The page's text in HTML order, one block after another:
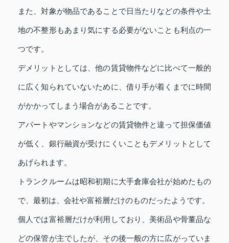
また、対象が物品であることで日当たりなどの条件や土
地の不整形もあまり気にする必要がないことも利点の一
つです。
デメリットとしては、他の賃貸物件などに比べて一般的
に広く知られていないために、借り手が着くまでに時間
がかかってしまう場合があることです。
アパートやマンションなどの賃貸物件と違って担保価値
が低く、銀行融資が受けにくいこともデメリットとして
あげられます。
トランクルームは昭和初期に大手倉庫会社が始めたもの
で、最初は、会社や富裕層だけのものだったようです。
個人では富裕層だけが利用しており、美術品や骨董品な
どの保管が主でしたが、その後一般の方に広がっていま